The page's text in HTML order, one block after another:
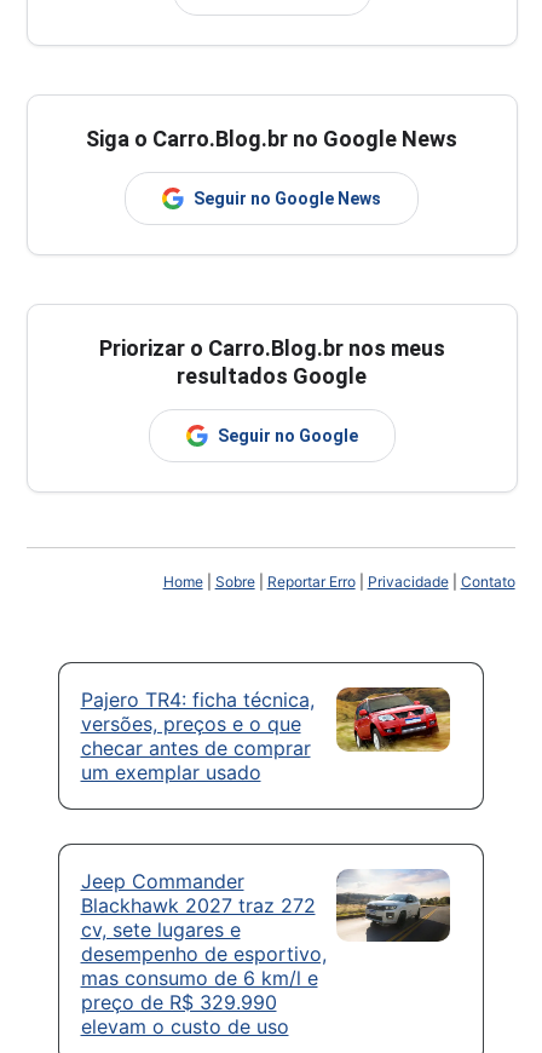
Siga o Carro.Blog.br no Google News
Seguir no Google News
Priorizar o Carro.Blog.br nos meus
resultados Google
Seguir no Google
Home| Sobre| Reportar Erro| Privacidade| Contato
Pajero TR4: ficha técnica,
versões, preços e o que
checar antes de comprar
um exemplar usado
Jeep Commander
Blackhawk 2027 traz 272
cv, sete lugares e
desempenho de esportivo,
mas consumo de 6 km/l e
preço de R$ 329.990
elevam o custo de uso